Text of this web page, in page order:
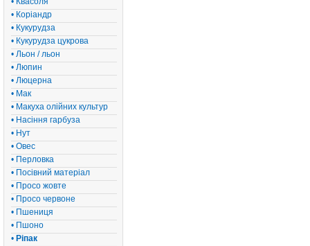
• Коріандр
• Кукурудза
• Кукурудза цукрова
• Льон / льон
• Люпин
• Люцерна
• Мак
• Макуха олійних культур
• Насіння гарбуза
• Нут
• Овес
• Перловка
• Посівний матеріал
• Просо жовте
• Просо червоне
• Пшениця
• Пшоно
• Ріпак